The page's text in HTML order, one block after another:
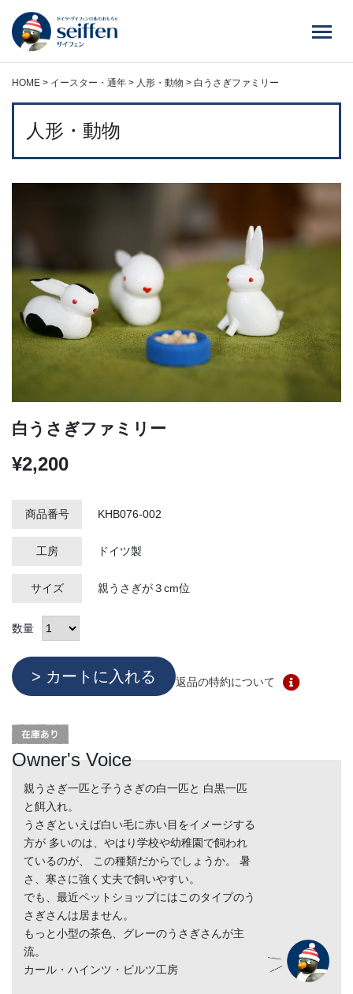
ン
HOME > イースター・通年 > 人形・動物 > 白うさぎファミリー
人形・動物
白うさぎファミリー
¥2,200
商品番号 KHB076-002
工房 ドイツ製
サイズ 親うさぎが３cm位
数量
返品の特約について
Owner's Voice
親うさぎ一匹と子うさぎの白一匹と 白黒一匹
と餌入れ。
うさぎといえば白い毛に赤い目をイメージする
方が 多いのは、やはり学校や幼稚園で飼われ
ているのが、 この種類だからでしょうか。 暑
さ、寒さに強く丈夫で飼いやすい。
でも、最近ペットショップにはこのタイプのう
さぎさんは居ません。
もっと小型の茶色、グレーのうさぎさんが主
流。
カール・ハインツ・ビルツ工房